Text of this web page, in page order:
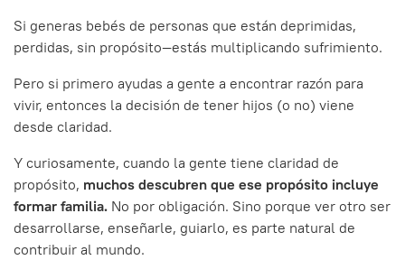
Si generas bebés de personas que están deprimidas,
perdidas, sin propósito—estás multiplicando sufrimiento.
Pero si primero ayudas a gente a encontrar razón para
vivir, entonces la decisión de tener hijos (o no) viene
desde claridad.
Y curiosamente, cuando la gente tiene claridad de
propósito, muchos descubren que ese propósito incluye
formar familia. No por obligación. Sino porque ver otro ser
desarrollarse, enseñarle, guiarlo, es parte natural de
contribuir al mundo.